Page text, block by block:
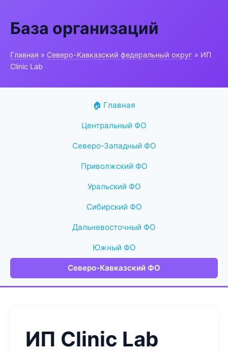
База организаций
Главная » Северо-Кавказский федеральный округ » ИП
Clinic Lab
🏠 Главная
Центральный ФО
Северо-Западный ФО
Приволжский ФО
Уральский ФО
Сибирский ФО
Дальневосточный ФО
Южный ФО
Северо-Кавказский ФО
ИП Clinic Lab